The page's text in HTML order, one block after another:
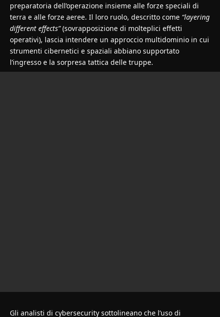
preparatoria dell’operazione insieme alle forze speciali di
terra e alle forze aeree. Il loro ruolo, descritto come “layering
different effects”(sovrapposizione di molteplici effetti
operativi), lascia intendere un approccio multidominio in cui
strumenti cibernetici e spaziali abbiano supportato
l’ingresso e la sorpresa tattica delle truppe.
Gli analisti di cybersecurity sottolineano che l’uso di